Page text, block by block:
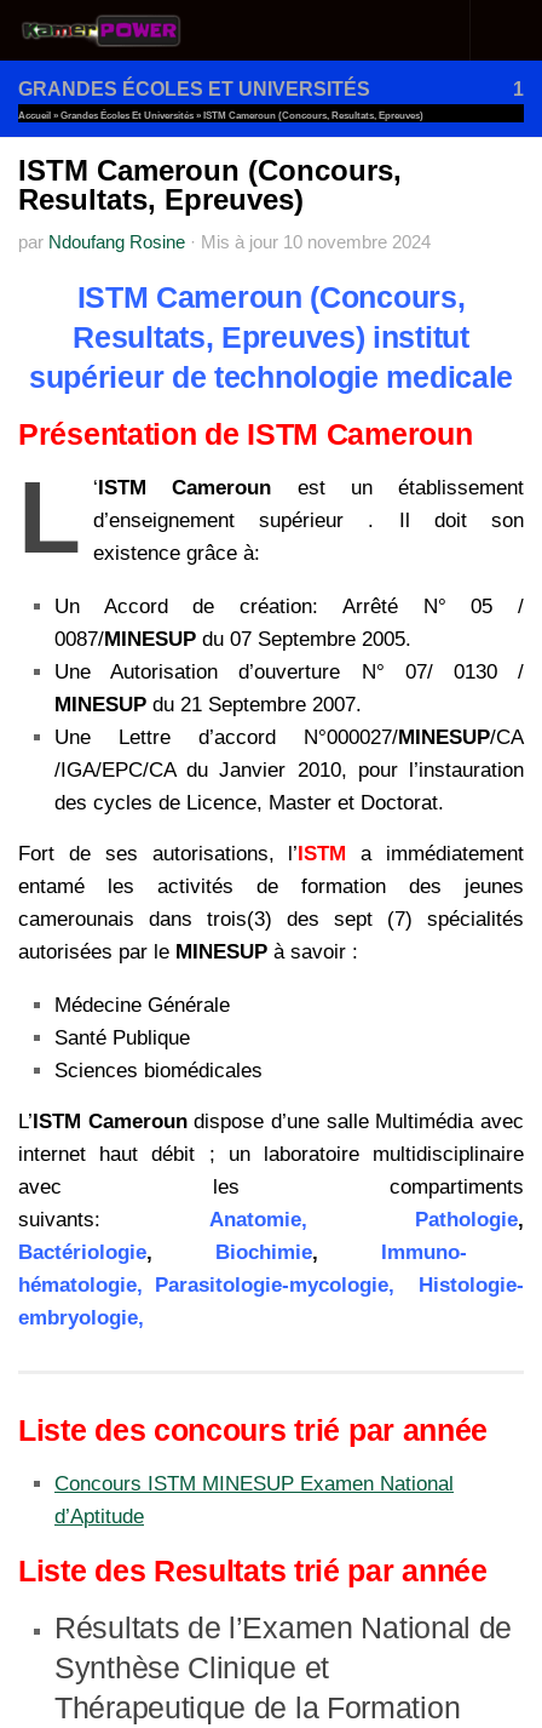
Au dessous du contenu
GRANDES ÉCOLES ET UNIVERSITÉS 1
Accueil » Grandes Écoles Et Universités » ISTM Cameroun (Concours, Resultats, Epreuves)
ISTM Cameroun (Concours,
Resultats, Epreuves)
par Ndoufang Rosine · Mis à jour 10 novembre 2024
ISTM Cameroun (Concours,
Resultats, Epreuves) institut
supérieur de technologie medicale
Présentation de ISTM Cameroun
L ‘ISTM Cameroun est un établissement
d’enseignement supérieur . Il doit son
existence grâce à:
Un Accord de création: Arrêté N° 05 /
0087/MINESUP du 07 Septembre 2005.
Une Autorisation d’ouverture N° 07/ 0130 /
MINESUP du 21 Septembre 2007.
Une Lettre d’accord N°000027/MINESUP/CA
/IGA/EPC/CA du Janvier 2010, pour l’instauration
des cycles de Licence, Master et Doctorat.
Fort de ses autorisations, l’ISTM a immédiatement
entamé les activités de formation des jeunes
camerounais dans trois(3) des sept (7) spécialités
autorisées par le MINESUP à savoir :
Médecine Générale
Santé Publique
Sciences biomédicales
L’ISTM Cameroundispose d’une salle Multimédia avec
internet haut débit ; un laboratoire multidisciplinaire
avec les compartiments
suivants:
Anatomie, Pathologie,
Bactériologie, Biochimie, Immuno-
hématologie, Parasitologie-mycologie, Histologie-
embryologie,
Liste des concours trié par année
Concours ISTM MINESUP Examen National
d’Aptitude
Liste des Resultats trié par année
Résultats de l’Examen National de
Synthèse Clinique et
Thérapeutique de la Formation